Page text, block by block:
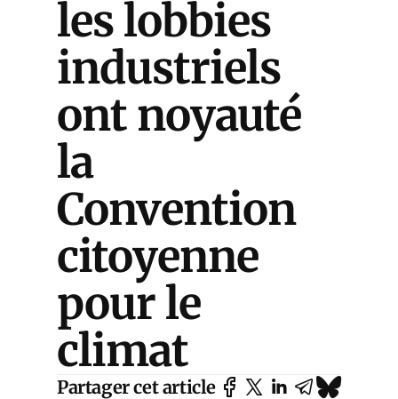
les lobbies
industriels
ont noyauté
la
Convention
citoyenne
pour le
climat
Partager cet article